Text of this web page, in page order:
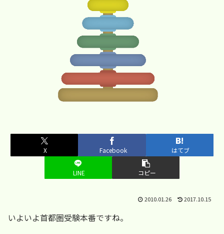
X Facebook はてブ
LINE コピー
2010.01.26 2017.10.15
いよいよ首都圏受験本番ですね。